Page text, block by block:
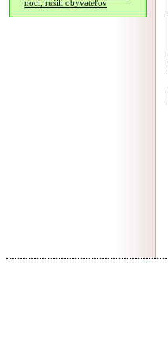
noci, rušili obyvateľov